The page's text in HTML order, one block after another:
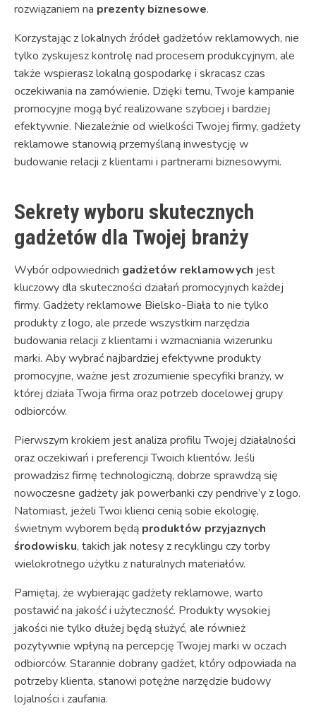
rozwiązaniem na prezenty biznesowe.
Korzystając z lokalnych źródeł gadżetów reklamowych, nie
tylko zyskujesz kontrolę nad procesem produkcyjnym, ale
także wspierasz lokalną gospodarkę i skracasz czas
oczekiwania na zamówienie. Dzięki temu, Twoje kampanie
promocyjne mogą być realizowane szybciej i bardziej
efektywnie. Niezależnie od wielkości Twojej firmy, gadżety
reklamowe stanowią przemyślaną inwestycję w
budowanie relacji z klientami i partnerami biznesowymi.
Sekrety wyboru skutecznych
gadżetów dla Twojej branży
Wybór odpowiednich gadżetów reklamowych jest
kluczowy dla skuteczności działań promocyjnych każdej
firmy. Gadżety reklamowe Bielsko-Biała to nie tylko
produkty z logo, ale przede wszystkim narzędzia
budowania relacji z klientami i wzmacniania wizerunku
marki. Aby wybrać najbardziej efektywne produkty
promocyjne, ważne jest zrozumienie specyfiki branży, w
której działa Twoja firma oraz potrzeb docelowej grupy
odbiorców.
Pierwszym krokiem jest analiza profilu Twojej działalności
oraz oczekiwań i preferencji Twoich klientów. Jeśli
prowadzisz firmę technologiczną, dobrze sprawdzą się
nowoczesne gadżety jak powerbanki czy pendrive’y z logo.
Natomiast, jeżeli Twoi klienci cenią sobie ekologię,
świetnym wyborem będą produktów przyjaznych
środowisku, takich jak notesy z recyklingu czy torby
wielokrotnego użytku z naturalnych materiałów.
Pamiętaj, że wybierając gadżety reklamowe, warto
postawić na jakość i użyteczność. Produkty wysokiej
jakości nie tylko dłużej będą służyć, ale również
pozytywnie wpłyną na percepcję Twojej marki w oczach
odbiorców. Starannie dobrany gadżet, który odpowiada na
potrzeby klienta, stanowi potężne narzędzie budowy
lojalności i zaufania.